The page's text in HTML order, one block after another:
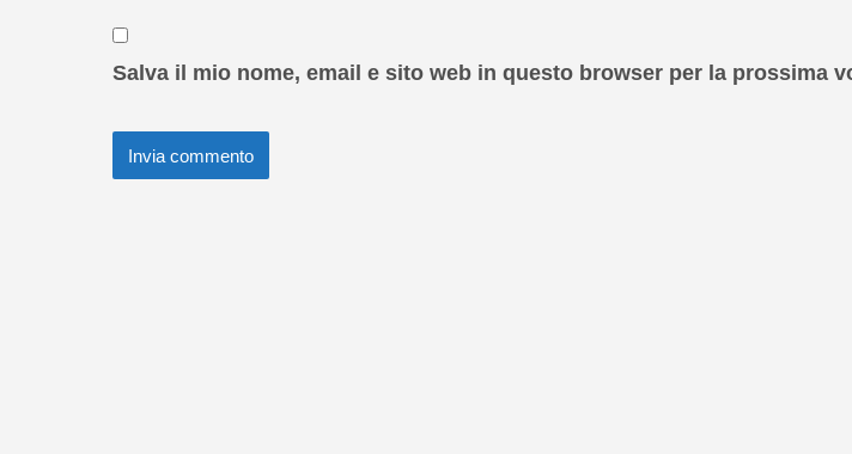
Salva il mio nome, email e sito web in questo browser per la prossima